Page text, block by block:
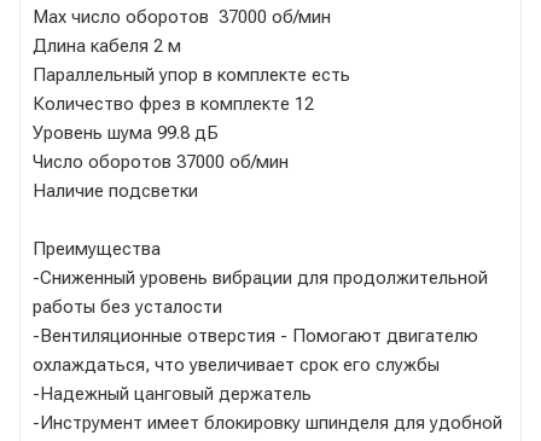
Max число оборотов 37000 об/мин
Длина кабеля 2 м
Параллельный упор в комплекте есть
Количество фрез в комплекте 12
Уровень шума 99.8 дБ
Число оборотов 37000 об/мин
Наличие подсветки
Преимущества
-Сниженный уровень вибрации для продолжительной
работы без усталости
-Вентиляционные отверстия - Помогают двигателю
охлаждаться, что увеличивает срок его службы
-Надежный цанговый держатель
-Инструмент имеет блокировку шпинделя для удобной